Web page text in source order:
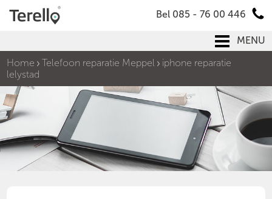
Bel 085 - 76 00 446
MENU
Home
Telefoon reparatie Meppel
iphone reparatie
lelystad